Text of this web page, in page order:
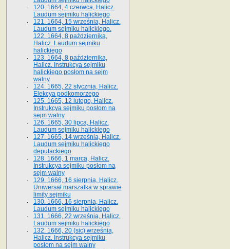
120. 1664, 4 czerwca, Halicz.
Laudum sejmiku halickiego
121. 1664, 15 września, Halicz.
Laudum sejmiku halickiego.
122. 1664, 8 października,
Halicz. Laudum sejmiku
halickiego
123. 1664, 8 października,
Halicz. Instrukcya sejmiku
halickiego posłom na sejm
walny
124. 1665, 22 stycznia, Halicz.
Elekcya podkomorzego
125. 1665, 12 lutego, Halicz.
Instrukcya sejmiku posłom na
sejm walny
126. 1665, 30 lipca, Halicz.
Laudum sejmiku halickiego
127. 1665, 14 września, Halicz.
Laudum sejmiku halickiego
deputackiego
128. 1666, 1 marca, Halicz.
Instrukcya sejmiku posłom na
sejm walny
129. 1666, 16 sierpnia, Halicz.
Uniwersał marszałka w sprawie
limity sejmiku
130. 1666, 16 sierpnia, Halicz.
Laudum sejmiku halickiego
131. 1666, 22 września, Halicz.
Laudum sejmiku halickiego
132. 1666, 20 (sic) września,
Halicz. Instrukcya sejmiku
posłom na sejm walny